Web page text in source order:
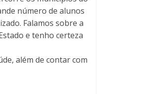
número de alunos
Falamos sobre a
e tenho certeza
além de contar com